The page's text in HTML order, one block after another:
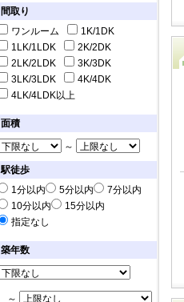
間取り
ワンルーム
1K/1DK
1LK/1LDK
2K/2DK
2LK/2LDK
3K/3DK
3LK/3LDK
4K/4DK
4LK/4LDK以上
面積
～
駅徒歩
1分以内
5分以内
7分以内
10分以内
15分以内
指定なし
築年数
～